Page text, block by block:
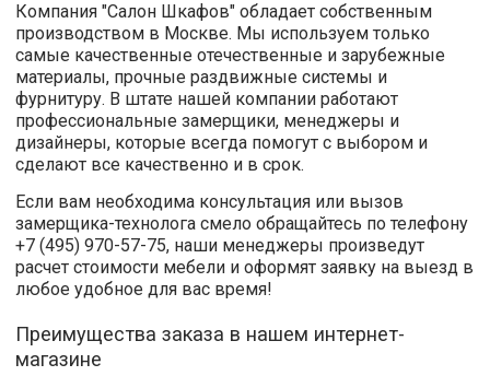
Компания "Салон Шкафов" обладает собственным
производством в Москве. Мы используем только
самые качественные отечественные и зарубежные
материалы, прочные раздвижные системы и
фурнитуру. В штате нашей компании работают
профессиональные замерщики, менеджеры и
дизайнеры, которые всегда помогут с выбором и
сделают все качественно и в срок.
Если вам необходима консультация или вызов
замерщика-технолога смело обращайтесь по телефону
+7 (495) 970-57-75, наши менеджеры произведут
расчет стоимости мебели и оформят заявку на выезд в
любое удобное для вас время!
Преимущества заказа в нашем интернет-
магазине